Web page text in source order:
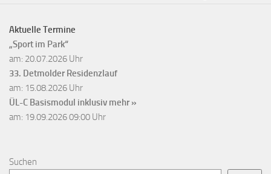
Aktuelle Termine
„Sport im Park“
am: 20.07.2026 Uhr
33. Detmolder Residenzlauf
am: 15.08.2026 Uhr
ÜL-C Basismodul inklusiv mehr »
am: 19.09.2026 09:00 Uhr
Suchen